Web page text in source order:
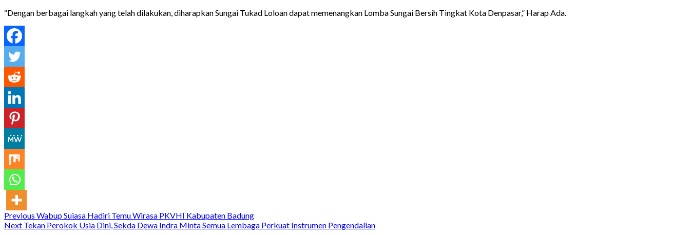
“Dengan berbagai langkah yang telah dilakukan, diharapkan Sungai Tukad Loloan dapat memenangkan Lomba Sungai Bersih Tingkat Kota Denpasar,” Harap Ada.
Continue
Previous Wabup Suiasa Hadiri Temu Wirasa PKVHI Kabupaten Badung
Next Tekan Perokok Usia Dini, Sekda Dewa Indra Minta Semua Lembaga Perkuat Instrumen Pengendalian